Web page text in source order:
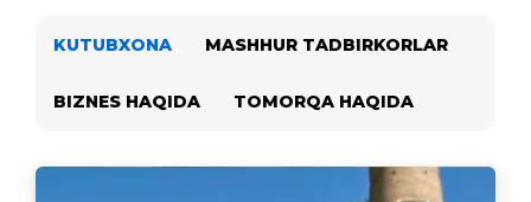
KUTUBXONA MASHHUR TADBIRKORLAR
BIZNES HAQIDA TOMORQA HAQIDA